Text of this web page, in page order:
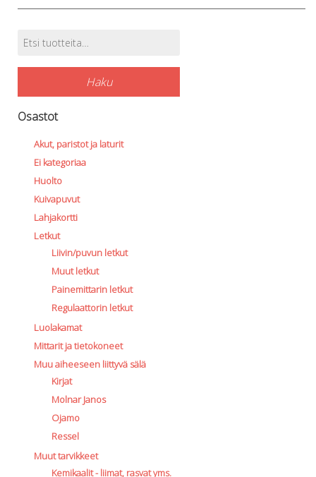
Tuotehaku
Etsi:
Haku
Osastot
Akut, paristot ja laturit
Ei kategoriaa
Huolto
Kuivapuvut
Lahjakortti
Letkut
Liivin/puvun letkut
Muut letkut
Painemittarin letkut
Regulaattorin letkut
Luolakamat
Mittarit ja tietokoneet
Muu aiheeseen liittyvä sälä
Kirjat
Molnar Janos
Ojamo
Ressel
Muut tarvikkeet
Kemikaalit - liimat, rasvat yms.